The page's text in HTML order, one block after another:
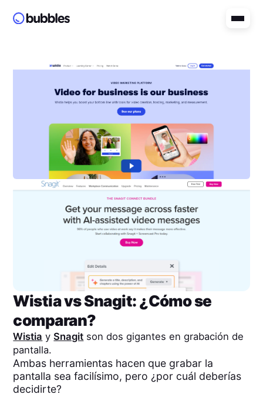
WistiavsSnagit: ¿Cómo se
comparan?
Wistia ySnagit son dos gigantes en grabación de
pantalla.
Ambas herramientas hacen que grabar la
pantalla sea facilísimo, pero ¿por cuál deberías
decidirte?